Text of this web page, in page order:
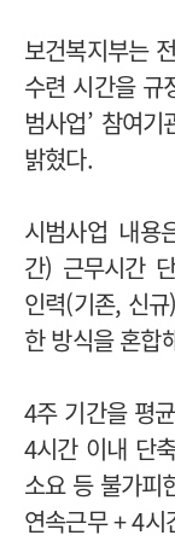
보건복지부는
수련 시간을 규
범사업’ 참여
밝혔다.
시범사업 내용
간) 근무시간
인력(기존, 신
한 방식을 혼합
4주 기간을 평
4시간 이내 단
소요 등 불가피
연속근무 + 4시